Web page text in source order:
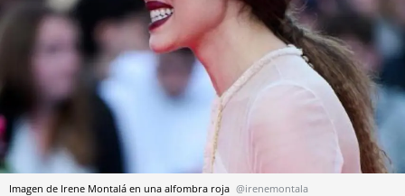
Imagen de Irene Montalá en una alfombra roja @irenemontala